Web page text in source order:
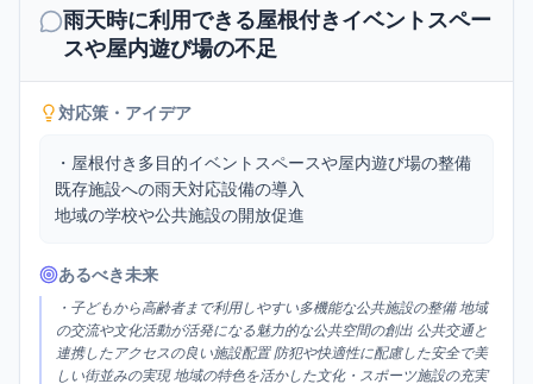
雨天時に利用できる屋根付きイベントスペー
スや屋内遊び場の不足
対応策・アイデア
・屋根付き多目的イベントスペースや屋内遊び場の整備
既存施設への雨天対応設備の導入
地域の学校や公共施設の開放促進
あるべき未来
・子どもから高齢者まで利用しやすい多機能な公共施設の整備 地域
の交流や文化活動が活発になる魅力的な公共空間の創出 公共交通と
連携したアクセスの良い施設配置 防犯や快適性に配慮した安全で美
しい街並みの実現 地域の特色を活かした文化・スポーツ施設の充実